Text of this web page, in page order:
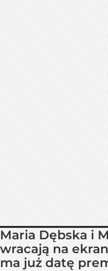
Maria Dębska i
wracają na
ma już datę